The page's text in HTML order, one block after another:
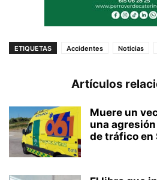
ETIQUETAS Accidentes Noticias
Artículos
Muere un
una
de tráfico en